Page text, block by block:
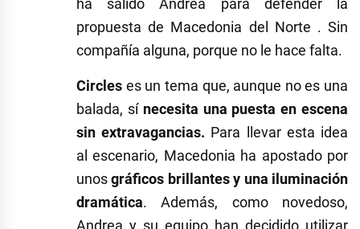
ha salido Andrea para defender la
propuesta de Macedonia del Norte . Sin
compañía alguna, porque no le hace falta.
Circles es un tema que, aunque no es una
balada, sí necesita una puesta en escena
sin extravagancias. Para llevar esta idea
al escenario, Macedonia ha apostado por
unosgráficos brillantes y una iluminación
dramática. Además, como novedoso,
Andrea y su equipo han decidido utilizar